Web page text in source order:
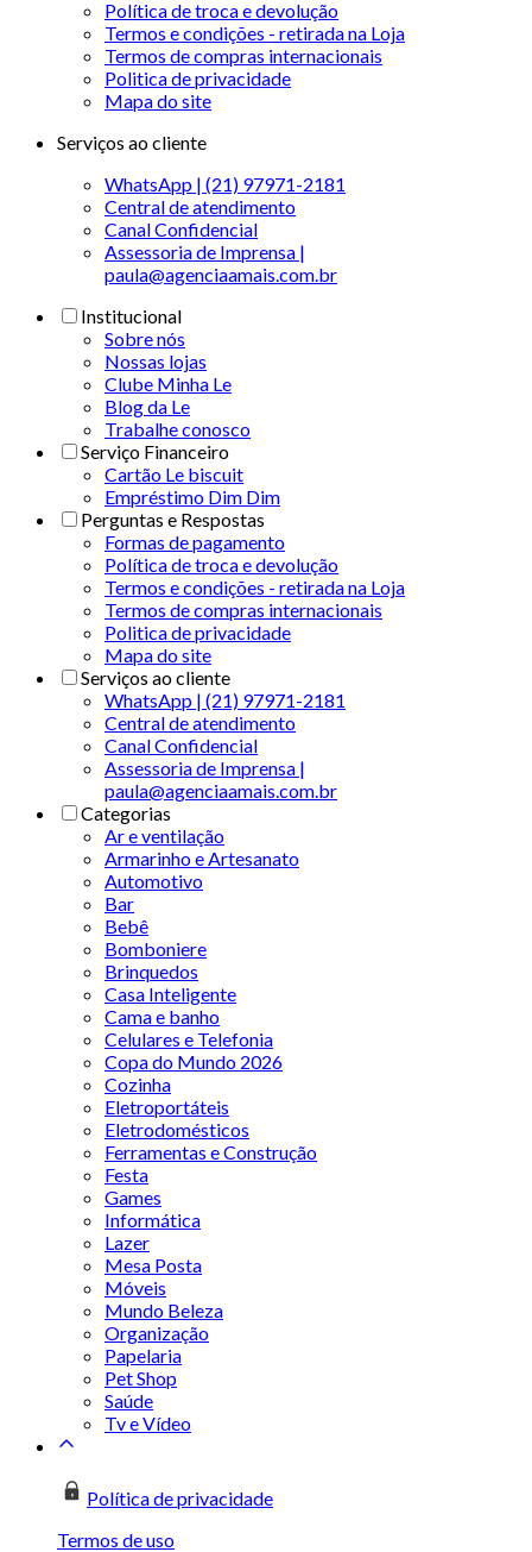
Política de troca e devolução
Termos e condições - retirada na Loja
Termos de compras internacionais
Politica de privacidade
Mapa do site
Serviços ao cliente
WhatsApp | (21) 97971-2181
Central de atendimento
Canal Confidencial
Assessoria de Imprensa |
paula@agenciaamais.com.br
Institucional
Sobre nós
Nossas lojas
Clube Minha Le
Blog da Le
Trabalhe conosco
Serviço Financeiro
Cartão Le biscuit
Empréstimo Dim Dim
Perguntas e Respostas
Formas de pagamento
Política de troca e devolução
Termos e condições - retirada na Loja
Termos de compras internacionais
Politica de privacidade
Mapa do site
Serviços ao cliente
WhatsApp | (21) 97971-2181
Central de atendimento
Canal Confidencial
Assessoria de Imprensa |
paula@agenciaamais.com.br
Categorias
Ar e ventilação
Armarinho e Artesanato
Automotivo
Bar
Bebê
Bomboniere
Brinquedos
Casa Inteligente
Cama e banho
Celulares e Telefonia
Copa do Mundo 2026
Cozinha
Eletroportáteis
Eletrodomésticos
Ferramentas e Construção
Festa
Games
Informática
Lazer
Mesa Posta
Móveis
Mundo Beleza
Organização
Papelaria
Pet Shop
Saúde
Tv e Vídeo
Política de privacidade
Termos de uso